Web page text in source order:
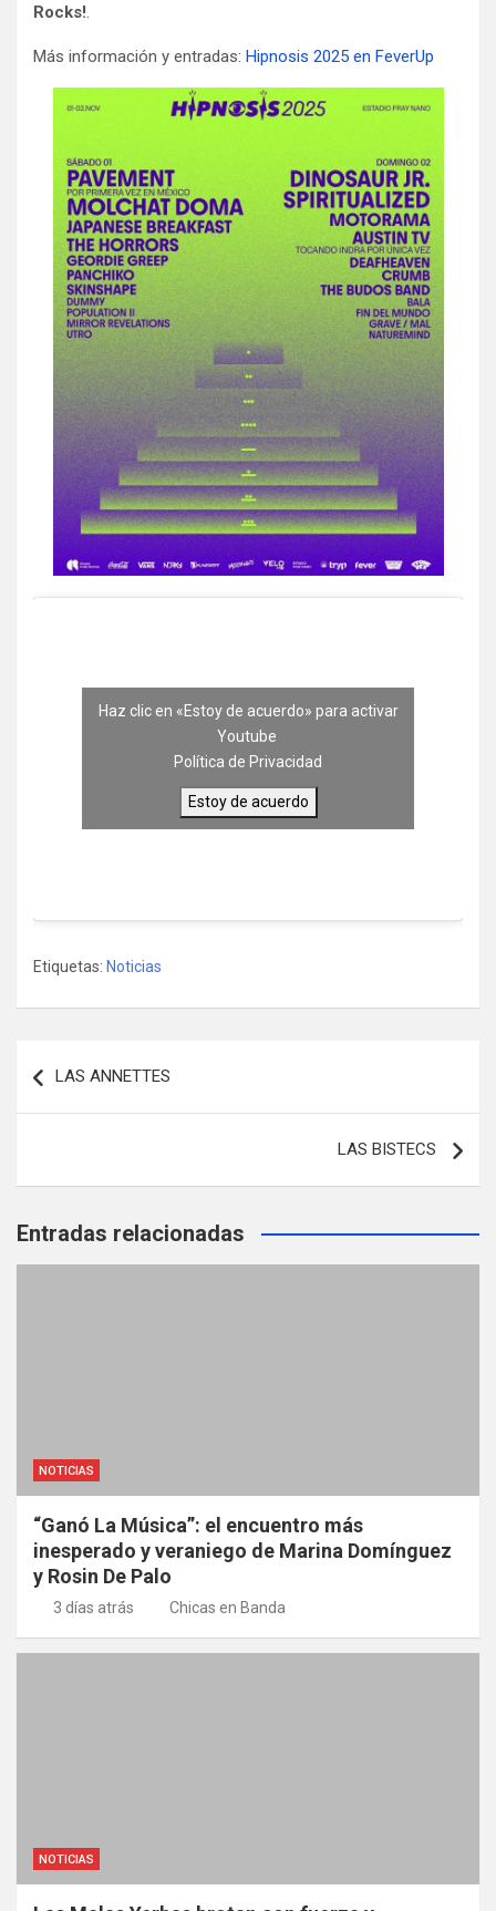
Rocks!.
Más información y entradas: Hipnosis 2025 en FeverUp
Haz clic en «Estoy de acuerdo» para activar
Youtube
Política de Privacidad
Estoy de acuerdo
Etiquetas: Noticias
de
LAS ANNETTES
LAS BISTECS
Entradas relacionadas
NOTICIAS
“Ganó La Música”: el encuentro más
inesperado y veraniego de Marina Domínguez
y Rosin De Palo
3 días atrás Chicas en Banda
NOTICIAS